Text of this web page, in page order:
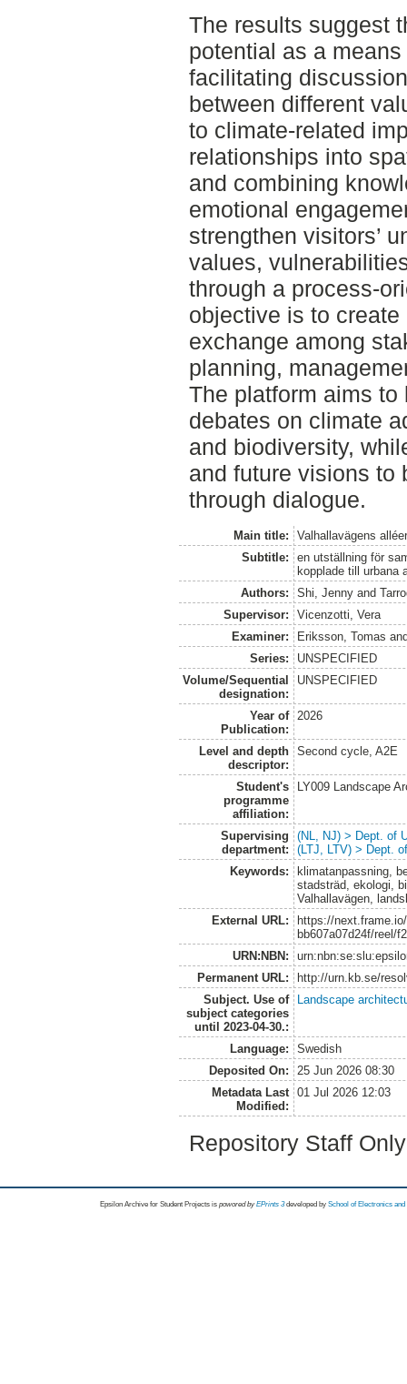
The results suggest
potential as a
facilitating
between different
to climate-related
relationships into
and combining
emotional
strengthen visitors’
values,
through a process-
objective is to
exchange among
planning,
The platform aims
debates on climate
and biodiversity,
and future visions to
through dialogue.
Main title:
Valhallavägens
Subtitle:
en utställning för
kopplade till urbana
Authors:
Shi, Jenny and
Supervisor:
Vicenzotti, Vera
Examiner:
Eriksson, Tomas
Series:
UNSPECIFIED
Volume/Sequential
designation:
UNSPECIFIED
Year of
Publication:
2026
Level and depth
descriptor:
Second cycle, A2E
Student's
programme
affiliation:
LY009 Landscape
Supervising
department:
(NL, NJ) > Dept. of
(LTJ, LTV) > Dept.
Keywords:
klimatanpassning,
stadsträd, ekologi,
Valhallavägen,
External URL:
https://
bb607a07d24f/reel/
URN:NBN:
Permanent URL:
http://urn.kb.se/
Subject. Use of
subject categories
until 2023-04-30.:
Landscape
Language:
Swedish
Deposited On:
25 Jun 2026 08:30
Metadata Last
Modified:
01 Jul 2026 12:03
Repository Staff
Epsilon Archive for Student Projects is powored byEPrints 3 developed by School of Electronics